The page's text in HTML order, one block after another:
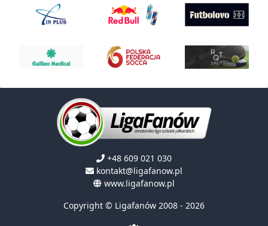
+48 609 021 030
kontakt@ligafanow.pl
www.ligafanow.pl
Copyright © Ligafanów 2008 - 2026